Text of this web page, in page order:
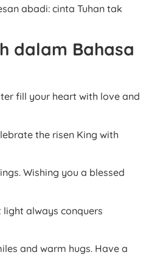
abadi: cinta Tuhan tak
dalam Bahasa
fill your heart with love and
the risen King with
Wishing you a blessed
light always conquers
and warm hugs. Have a